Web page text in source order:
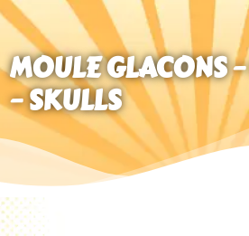
MOULE GLACONS
– SKULLS